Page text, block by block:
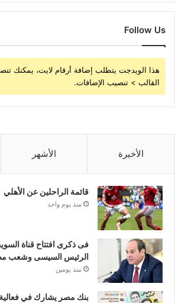
Follow Us
هذا الويدجت يتطلب إضافة أرقام لايت، يمكنك
القالب > تنصيب الإضافات.
الأخيرة الأشهر
قائمة الراحلين عن الأهلي
منذ يوم واحد
فى ذكرى افتتاح قناة
الرئيس السيسى وشعب
منذ يومين
بنك مصر يشارك في فعالية